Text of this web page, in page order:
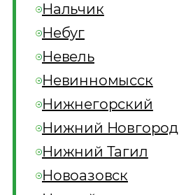
Нальчик
Небуг
Невель
Невинномысск
Нижнегорский
Нижний Новгород
Нижний Тагил
Новоазовск